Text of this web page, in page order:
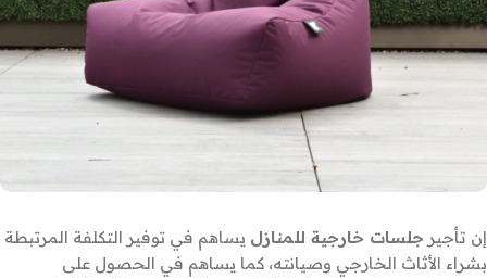
إن تأجير جلسات خارجية للمنازل يساهم في توفير التكلفة المرتبطة
بشراء الأثاث الخارجي وصيانته، كما يساهم في الحصول على